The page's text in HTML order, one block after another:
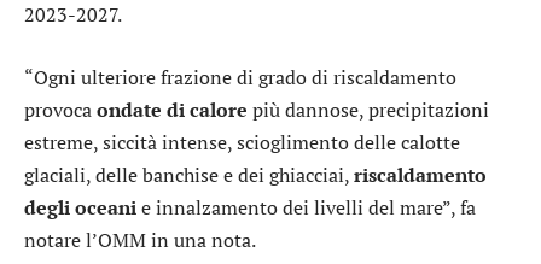
2023-2027.
“Ogni ulteriore frazione di grado di riscaldamento
provocaondate di calore più dannose, precipitazioni
estreme, siccità intense, scioglimento delle calotte
glaciali, delle banchise e dei ghiacciai,riscaldamento
deglioceanie innalzamento dei livelli del mare”, fa
notare l’OMM in una nota.